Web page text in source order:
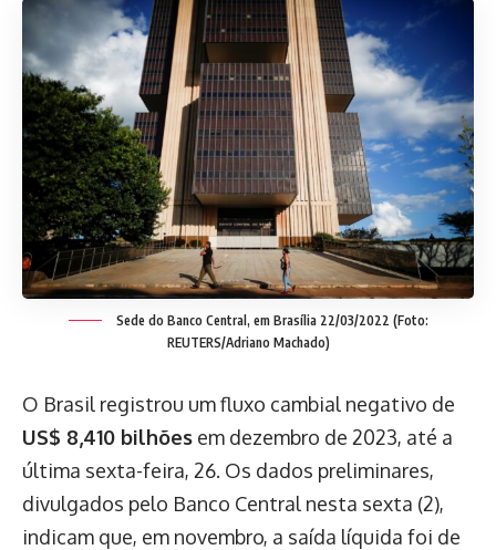
Sede do Banco Central, em Brasília 22/03/2022 (Foto:
REUTERS/Adriano Machado)
O Brasil registrou um fluxo cambial negativo de
US$ 8,410 bilhões em dezembro de 2023, até a
última sexta-feira, 26. Os dados preliminares,
divulgados pelo Banco Central nesta sexta (2),
indicam que, em novembro, a saída líquida foi de